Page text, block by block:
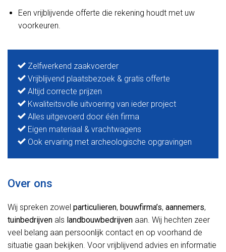
Een vrijblijvende offerte die rekening houdt met uw
voorkeuren.
Zelfwerkend zaakvoerder
Vrijblijvend plaatsbezoek & gratis offerte
Altijd correcte prijzen
Kwaliteitsvolle uitvoering van ieder project
Alles uitgevoerd door één firma
Eigen materiaal & vrachtwagens
Ook ervaring met archeologische opgravingen
Over ons
Wij spreken zowel particulieren, bouwfirma’s, aannemers,
tuinbedrijven als landbouwbedrijven aan. Wij hechten zeer
veel belang aan persoonlijk contact en op voorhand de
situatie gaan bekijken. Voor vrijblijvend advies en informatie